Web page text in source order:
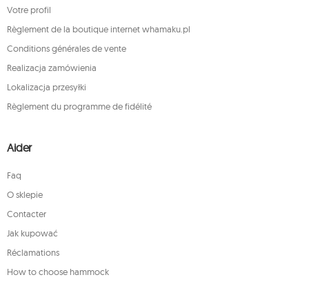
Votre profil
Règlement de la boutique internet whamaku.pl
Conditions générales de vente
Realizacja zamówienia
Lokalizacja przesyłki
Règlement du programme de fidélité
Aider
Faq
O sklepie
Contacter
Jak kupować
Réclamations
How to choose hammock